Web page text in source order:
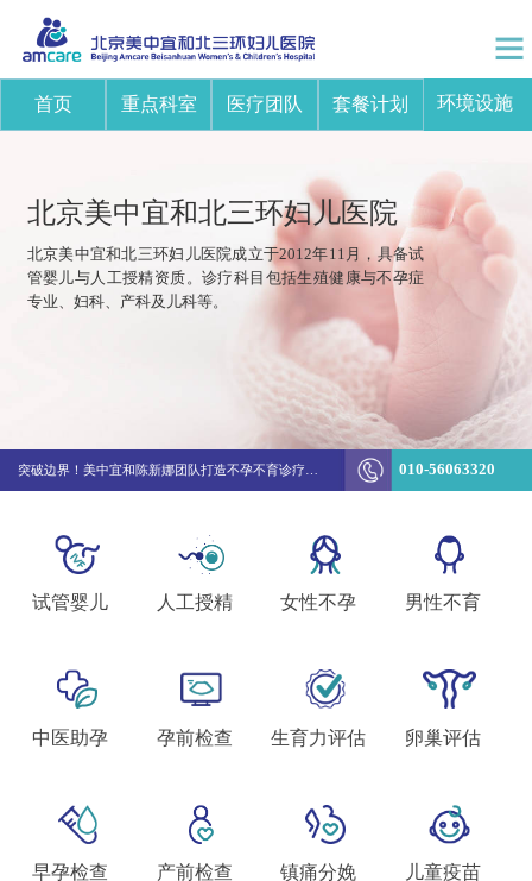
首页 重点科室 医疗团队 套餐计划 环境设施
北京美中宜和北三环妇儿医院
北京美中宜和北三环妇儿医院成立于2012年11月，具备试
管婴儿与人工授精资质。诊疗科目包括生殖健康与不孕症
专业、妇科、产科及儿科等。
生殖&妇科结费方式变更通知
010-56063320
试管婴儿 人工授精 女性不孕 男性不育
中医助孕 孕前检查 生育力评估 卵巢评估
早孕检查 产前检查 镇痛分娩 儿童疫苗